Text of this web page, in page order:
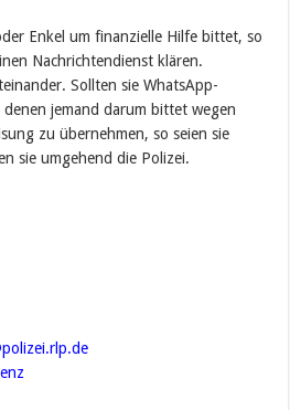
Enkel um finanzielle Hilfe bittet, so
Nachrichtendienst klären.
Sollten sie WhatsApp-
jemand darum bittet wegen
zu übernehmen, so seien sie
sie umgehend die Polizei.